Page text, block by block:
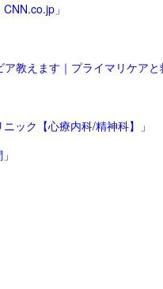
」
ック【心療内科/精神科】」